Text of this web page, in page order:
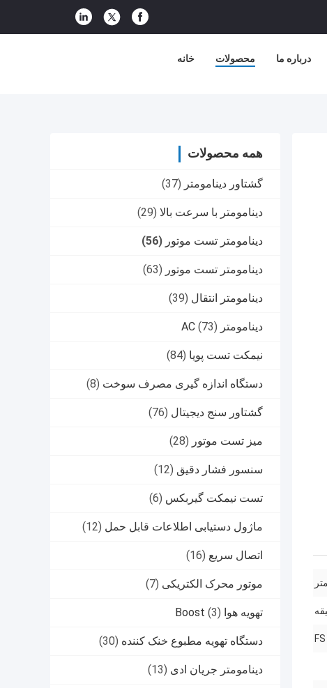
خانه محصولات درباره ما
همه محصولات
گشتاور دینامومتر (37)
دینامومتر با سرعت بالا (29)
دینامومتر تست موتور (56)
دینامومتر تست موتور (63)
دینامومتر انتقال (39)
دینامومتر AC (73)
نیمکت تست پویا (84)
دستگاه اندازه گیری مصرف سوخت (8)
گشتاور سنج دیجیتال (76)
میز تست موتور (28)
سنسور فشار دقیق (12)
تست نیمکت گیربکس (6)
ماژول دستیابی اطلاعات قابل حمل (12)
اتصال سریع (16)
موتور محرک الکتریکی (7)
تهویه هوا Boost (3)
دستگاه تهویه مطبوع خنک کننده (30)
دینامومتر جریان ادی (13)